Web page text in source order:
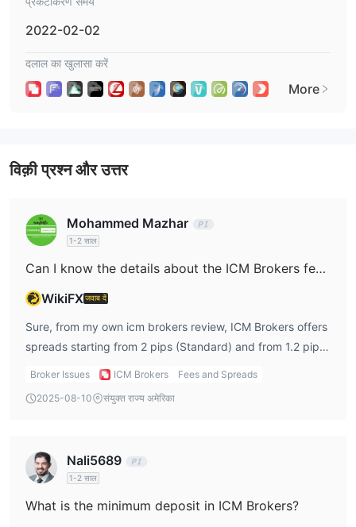
2022-02-02
दलाल का खुलासा करें
More
विक़ी प्रश्न और उत्तर
Mohammed Mazhar
1-2 साल
Can I know the details about the ICM Brokers fees?
WikiFXजवाब दें
Sure, from my own icm brokers review, ICM Brokers offers
spreads starting from 2 pips (Standard) and from 1.2 pips
(Prime). Both accounts are commission-free, which I like
on Standard feels a bit pricey for me, especially in active
Broker Issues ICM Brokers
Fees and Spreads
2025-08-10
संयुक्त राज्य अमेरिका
Nali5689
1-2 साल
What is the minimum deposit in ICM Brokers?